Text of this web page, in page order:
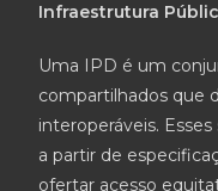
Infraestrutura
Uma IPD é um
compartilhados que
interoperáveis.
a partir de
ofertar acesso